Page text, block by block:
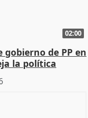
02:00
gobierno de PP en
la política